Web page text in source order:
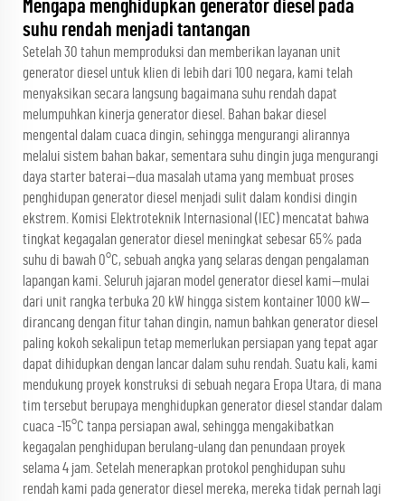
Mengapa menghidupkan generator diesel pada
suhu rendah menjadi tantangan
Setelah 30 tahun memproduksi dan memberikan layanan unit
generator diesel untuk klien di lebih dari 100 negara, kami telah
menyaksikan secara langsung bagaimana suhu rendah dapat
melumpuhkan kinerja generator diesel. Bahan bakar diesel
mengental dalam cuaca dingin, sehingga mengurangi alirannya
melalui sistem bahan bakar, sementara suhu dingin juga mengurangi
daya starter baterai—dua masalah utama yang membuat proses
penghidupan generator diesel menjadi sulit dalam kondisi dingin
ekstrem. Komisi Elektroteknik Internasional (IEC) mencatat bahwa
tingkat kegagalan generator diesel meningkat sebesar 65% pada
suhu di bawah 0°C, sebuah angka yang selaras dengan pengalaman
lapangan kami. Seluruh jajaran model generator diesel kami—mulai
dari unit rangka terbuka 20 kW hingga sistem kontainer 1000 kW—
dirancang dengan fitur tahan dingin, namun bahkan generator diesel
paling kokoh sekalipun tetap memerlukan persiapan yang tepat agar
dapat dihidupkan dengan lancar dalam suhu rendah. Suatu kali, kami
mendukung proyek konstruksi di sebuah negara Eropa Utara, di mana
tim tersebut berupaya menghidupkan generator diesel standar dalam
cuaca -15°C tanpa persiapan awal, sehingga mengakibatkan
kegagalan penghidupan berulang-ulang dan penundaan proyek
selama 4 jam. Setelah menerapkan protokol penghidupan suhu
rendah kami pada generator diesel mereka, mereka tidak pernah lagi